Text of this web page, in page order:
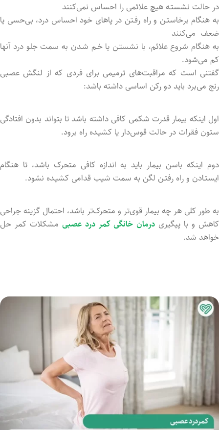
در حالت نشستـه هیچ علائمی را احساس نمی‌کنند
به هنگام برخاستـن و راه رفـتن در پاهای خود احساس درد، بی‌حسی یا
ضعف می‌کنند
به هنگام شروع علائم، با نشستـن یا خـم شـدن به سمت جلو درد آنها
کم می‌شود.
گفتنی است که مراقبت‌های ترمیمی برای فردی که از لنگش عصبی
رنج می‌برد باید دو رکن اساسی داشته باشد:
اول اینکه بیمار قدرت شکمی کافی داشته باشد تا بتواند بدون افتادگی
ستون فقرات در حالت قوس‌دار یا کشیـده راه برود.
دوم اینکه باسن بیمار باید به اندازه کافی متحرک باشد، تا هنگام
ایستـادن و راه رفتـن لگن به سمت شیب قدامی کشیـده نشود.
به طور کلی هر چه بیمار قوی‌تر و متحرک‌تر باشد، احتمال گزینه جراحی
کاهش و با پیگیری درمان خانگی کمر درد عصبی مشکلات کمر حل
خواهد شد.